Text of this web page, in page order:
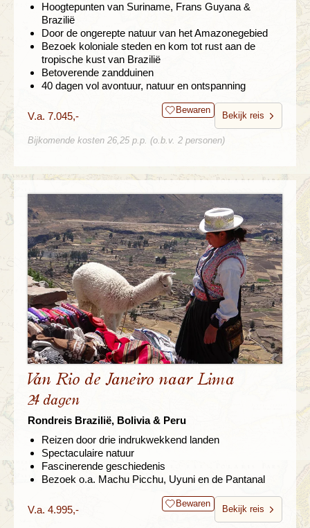
Hoogtepunten van Suriname, Frans Guyana &
Brazilië
Door de ongerepte natuur van het Amazonegebied
Bezoek koloniale steden en kom tot rust aan de
tropische kust van Brazilië
Betoverende zandduinen
40 dagen vol avontuur, natuur en ontspanning
V.a. 7.045,- Bewaren
Bekijk reis
Bijkomende kosten 26,25 p.p. (o.b.v. 2 personen)
Van Rio de Janeiro naar Lima
24 dagen
Rondreis Brazilië, Bolivia & Peru
Reizen door drie indrukwekkend landen
Spectaculaire natuur
Fascinerende geschiedenis
Bezoek o.a. Machu Picchu, Uyuni en de Pantanal
V.a. 4.995,- Bewaren
Bekijk reis